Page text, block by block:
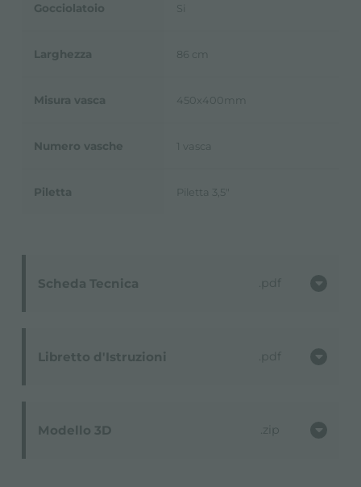
Scheda Tecnica pdf
Libretto d'Istruzioni pdf
Modello 3D zip
Gocciolatoio Si
Larghezza 86 cm
Misura vasca 450x400mm
Numero vasche 1 vasca
Piletta Piletta 3,5"